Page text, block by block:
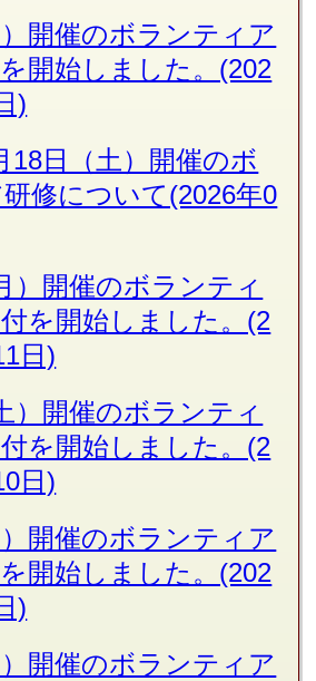
開催のボランティア
開始しました。(202
)
18日（土）開催のボ
修について(2026年0
）開催のボランティ
を開始しました。(2
日)
）開催のボランティ
を開始しました。(2
日)
開催のボランティア
開始しました。(202
)
開催のボランティア